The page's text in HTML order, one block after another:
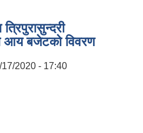
आय बजेटकाे विवरण
17/2020 - 17:40